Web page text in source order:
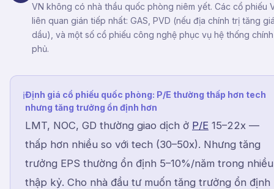
VN không có nhà thầu quốc phòng niêm yết. Các cổ phiếu
liên quan gián tiếp nhất: GAS, PVD (nếu địa chính trị tăng
dầu), và một số cổ phiếu công nghệ phục vụ hệ thống chính
phủ.
ℹĐịnh giá cổ phiếu quốc phòng: P/E thường thấp hơn tech
nhưng tăng trưởng ổn định hơn
LMT, NOC, GD thường giao dịch ở P/E 15–22x —
thấp hơn nhiều so với tech (30–50x). Nhưng tăng
trưởng EPS thường ổn định 5–10%/năm trong nhiều
thập kỷ. Cho nhà đầu tư muốn tăng trưởng ổn định